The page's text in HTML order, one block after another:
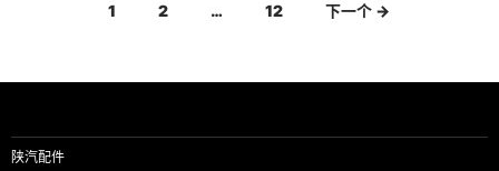
导
1 2 … 12 下一个 →
陕汽配件